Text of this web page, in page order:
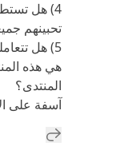
4) هل
تحبينهم
5) هل
هي هذه
المنتدى؟
آسفة على
إضافة رد